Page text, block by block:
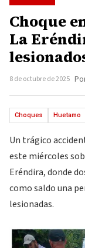
Choque
La
8 de octubre de 2025
Choques Huetamo
Un trágico
este miércoles
Eréndira, donde
como saldo una
lesionadas.